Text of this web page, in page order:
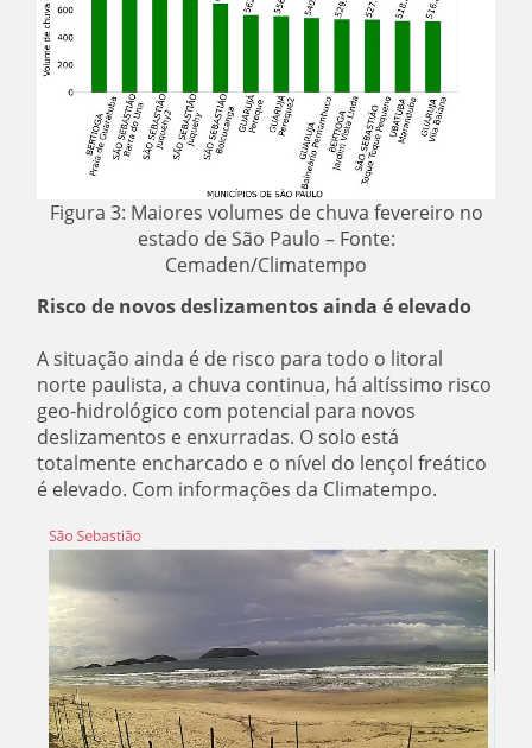
Figura 3: Maiores volumes de chuva fevereiro no
estado de São Paulo – Fonte:
Cemaden/Climatempo
Risco de novos deslizamentos ainda é elevado
A situação ainda é de risco para todo o litoral
norte paulista, a chuva continua, há altíssimo risco
geo-hidrológico com potencial para novos
deslizamentos e enxurradas. O solo está
totalmente encharcado e o nível do lençol freático
é elevado. Com informações da Climatempo.